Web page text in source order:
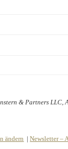
& Partners LLC,
ändern |Newsletter –